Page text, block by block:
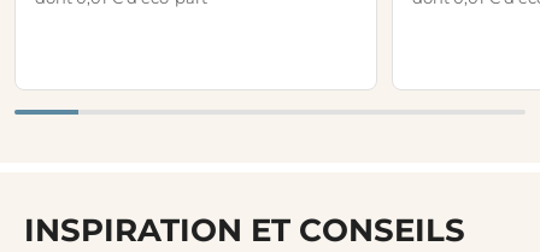
INSPIRATION ET CONSEILS